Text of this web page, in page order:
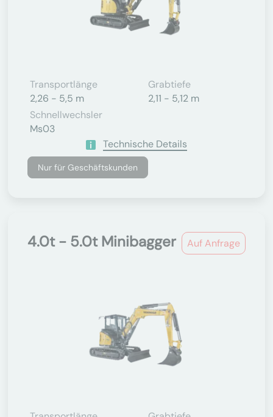
Transportlänge
2,26 - 5,5 m
Grabtiefe
2,11 - 5,12 m
Schnellwechsler
Ms03
Technische Details
Nur für Geschäftskunden
Auf Anfrage
4.0t - 5.0t Minibagger